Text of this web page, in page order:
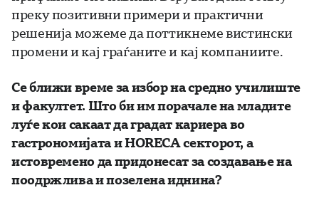
преку позитивни примери и практични
решенија можеме да поттикнеме вистински
промени и кај граѓаните и кај компаниите.
Се ближи време за избор на средно училиште
и факултет. Што би им порачале на младите
луѓе кои сакаат да градат кариера во
гастрономијата и HORECA секторот, а
истовремено да придонесат за создавање на
поодржлива и позелена иднина?